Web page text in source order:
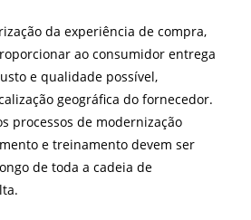
da experiência de compra,
ao consumidor entrega
e qualidade possível,
geográfica do fornecedor.
processos de modernização
e treinamento devem ser
de toda a cadeia de